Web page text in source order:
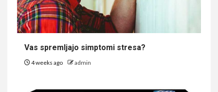
Vas spremljajo simptomi stresa?
4 weeks ago admin